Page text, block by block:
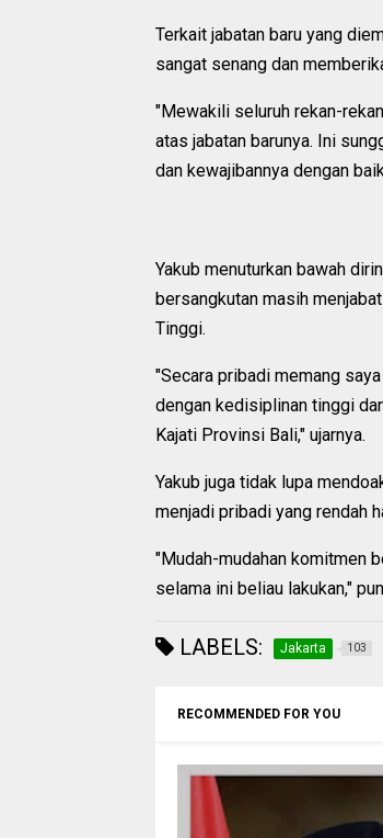
Terkait jabatan baru yang
sangat senang dan
"Mewakili seluruh rekan-
atas jabatan barunya. Ini
dan kewajibannya dengan
Yakub menuturkan bawah
bersangkutan masih
Tinggi.
"Secara pribadi memang
dengan kedisiplinan tinggi
Kajati Provinsi Bali," ujarnya.
Yakub juga tidak lupa
menjadi pribadi yang rendah
"Mudah-mudahan komitmen
selama ini beliau lakukan,"
LABELS: Jakarta 103
RECOMMENDED FOR YOU